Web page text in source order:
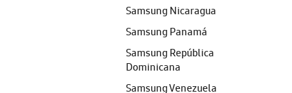
Samsung Nicaragua
Samsung Panamá
Samsung República
Dominicana
Samsung Venezuela